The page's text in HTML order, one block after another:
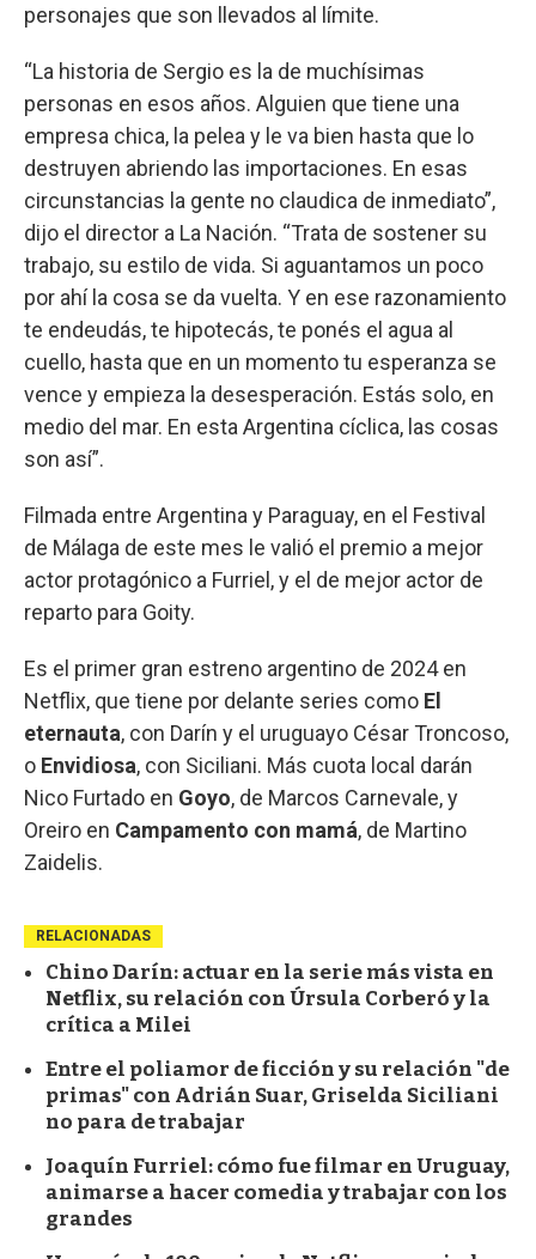
personajes que son llevados al límite.
“La historia de Sergio es la de muchísimas
personas en esos años. Alguien que tiene una
empresa chica, la pelea y le va bien hasta que lo
destruyen abriendo las importaciones. En esas
circunstancias la gente no claudica de inmediato”,
dijo el director a La Nación. “Trata de sostener su
trabajo, su estilo de vida. Si aguantamos un poco
por ahí la cosa se da vuelta. Y en ese razonamiento
te endeudás, te hipotecás, te ponés el agua al
cuello, hasta que en un momento tu esperanza se
vence y empieza la desesperación. Estás solo, en
medio del mar. En esta Argentina cíclica, las cosas
son así”.
Filmada entre Argentina y Paraguay, en el Festival
de Málaga de este mes le valió el premio a mejor
actor protagónico a Furriel, y el de mejor actor de
reparto para Goity.
Es el primer gran estreno argentino de 2024 en
Netflix, que tiene por delante series como El
eternauta, con Darín y el uruguayo César Troncoso,
o Envidiosa, con Siciliani. Más cuota local darán
Nico Furtado en Goyo, de Marcos Carnevale, y
Oreiro en Campamento con mamá, de Martino
Zaidelis.
RELACIONADAS
Chino Darín: actuar en la serie más vista en
Netflix, su relación con Úrsula Corberó y la
crítica a Milei
Entre el poliamor de ficción y su relación "de
primas" con Adrián Suar, Griselda Siciliani
no para de trabajar
Joaquín Furriel: cómo fue filmar en Uruguay,
animarse a hacer comedia y trabajar con los
grandes